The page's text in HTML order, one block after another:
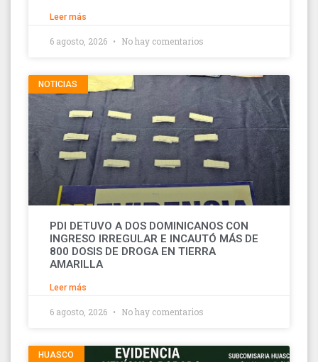
Leer más
6 agosto, 2026 No hay comentarios
NOTICIAS
PDI DETUVO A DOS DOMINICANOS CON
INGRESO IRREGULAR E INCAUTÓ MÁS DE
800 DOSIS DE DROGA EN TIERRA
AMARILLA
Leer más
6 agosto, 2026 No hay comentarios
HUASCO